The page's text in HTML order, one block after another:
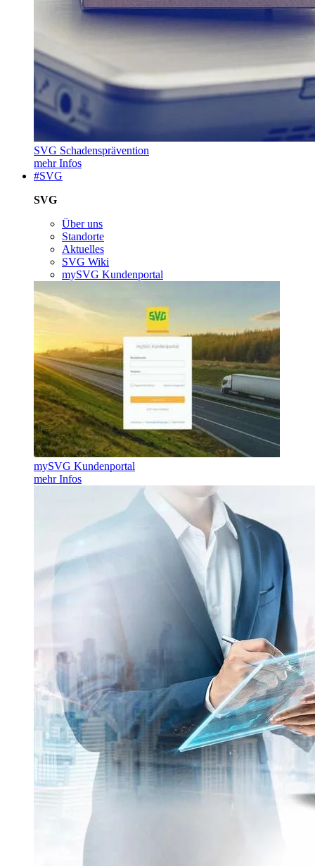
SVG Schadensprävention
mehr Infos
#SVG
SVG
Über uns
Standorte
Aktuelles
SVG Wiki
mySVG Kundenportal
mySVG Kundenportal
mehr Infos